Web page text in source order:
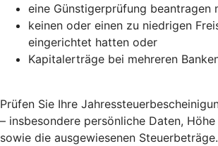
eine Günstigerprüfung beantragen
keinen oder einen zu niedrigen
eingerichtet hatten oder
Kapitalerträge bei mehreren
Prüfen Sie Ihre
– insbesondere persönliche Daten,
sowie die ausgewiesenen